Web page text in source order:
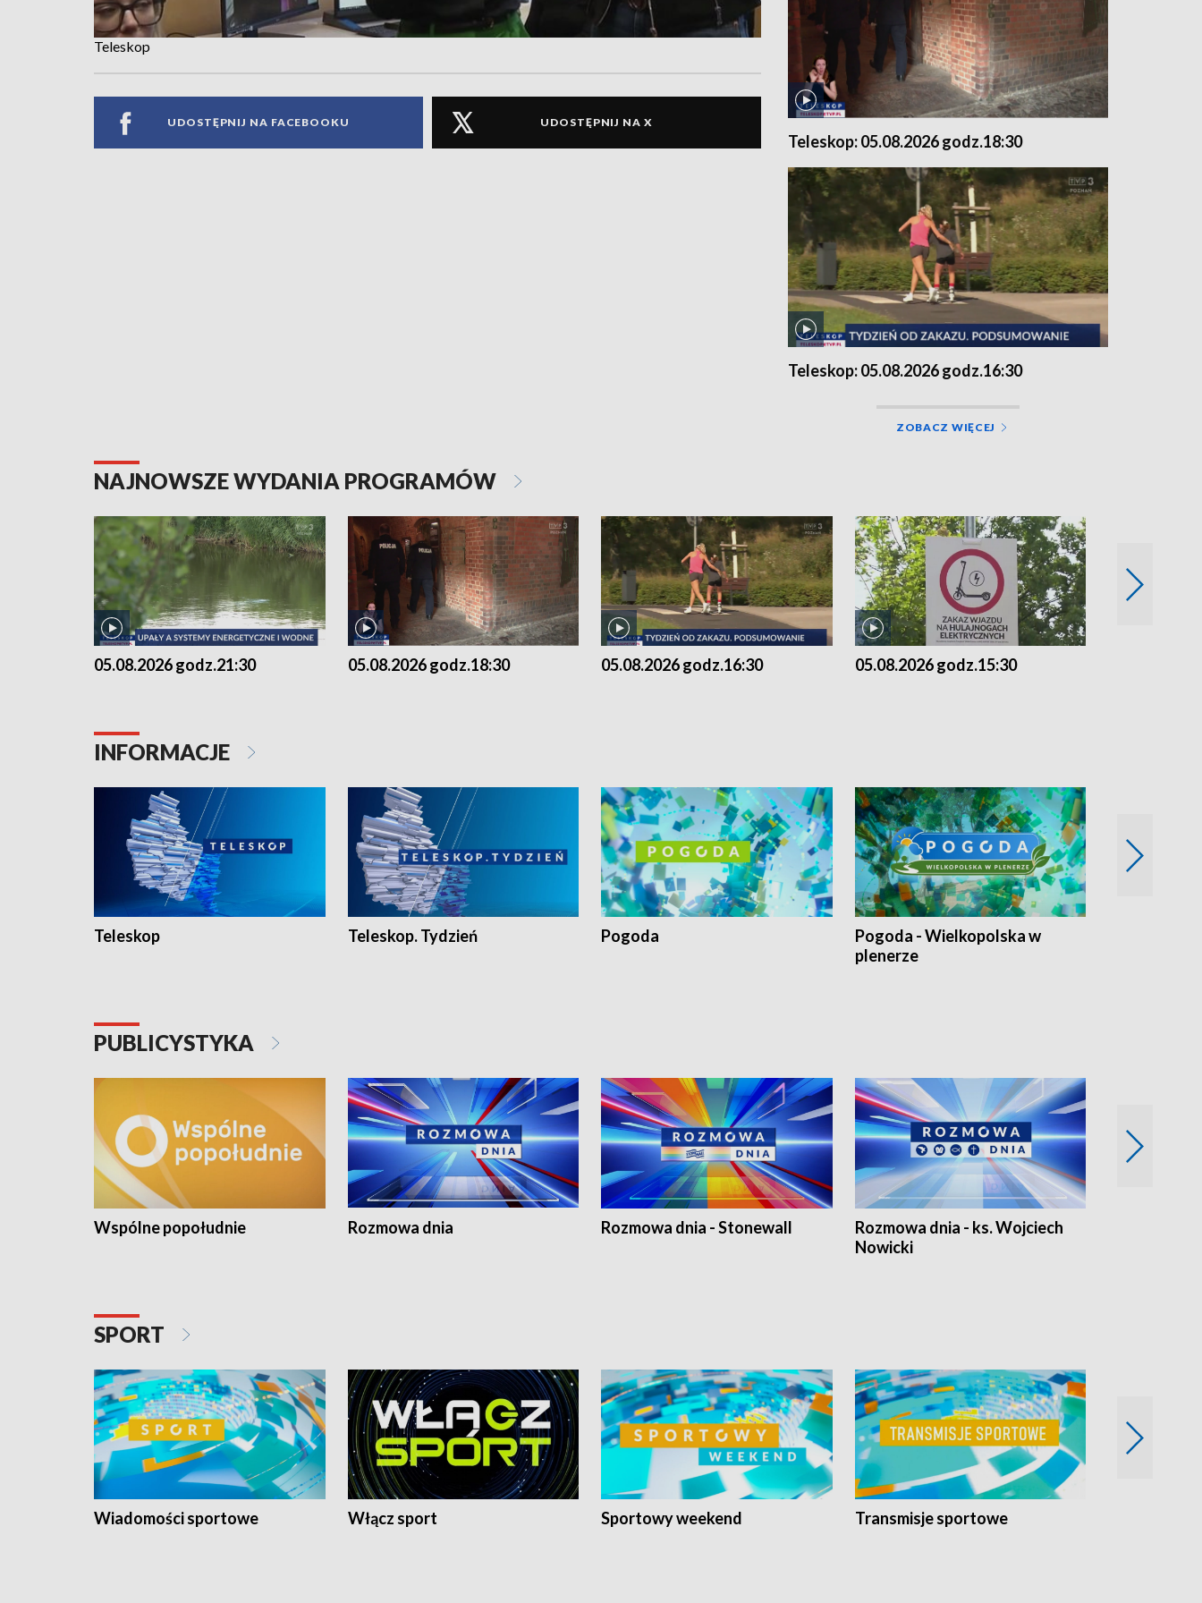
Teleskop
UDOSTĘPNIJ NA FACEBOOKU UDOSTĘPNIJ NA X
Teleskop: 05.08.2026 godz.18:30
Teleskop: 05.08.2026 godz.16:30
ZOBACZ WIĘCEJ
NAJNOWSZE WYDANIA PROGRAMÓW
05.08.2026 godz.21:30 05.08.2026 godz.18:30 05.08.2026 godz.16:30 05.08.2026 godz.15:30
INFORMACJE
Teleskop Teleskop. Tydzień Pogoda
Pogoda - Wielkopolska w
plenerze
PUBLICYSTYKA
Wspólne popołudnie Rozmowa dnia Rozmowa dnia - Stonewall
Rozmowa dnia - ks. Wojciech
Nowicki
SPORT
Wiadomości sportowe Włącz sport Sportowy weekend Transmisje sportowe